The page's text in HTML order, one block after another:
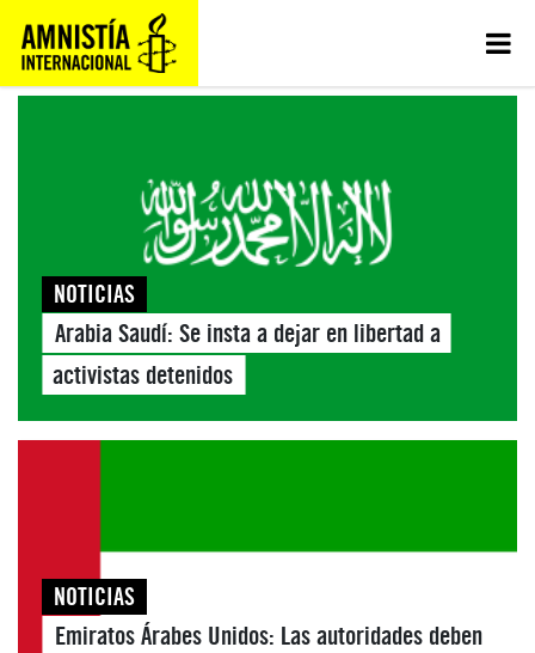
NOTICIAS
Arabia Saudí: Se insta a dejar en libertad a
activistas detenidos
NOTICIAS
Emiratos Árabes Unidos: Las autoridades deben